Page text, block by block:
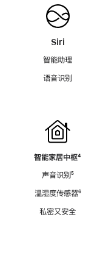
Siri
智能助理
语音识别
智能家居中枢脚
⁴
声音识别脚
⁵
温湿度传感器脚
⁶
私密又安全